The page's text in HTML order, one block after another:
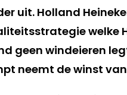
uit. Holland
welke
geen windeieren
neemt de winst